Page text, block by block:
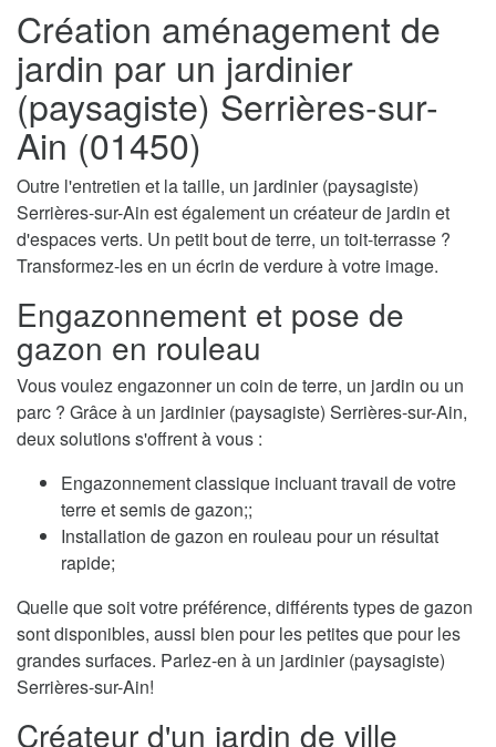
Création aménagement de
jardin par un jardinier
(paysagiste) Serrières-sur-
Ain (01450)
Outre l'entretien et la taille, un jardinier (paysagiste)
Serrières-sur-Ain est également un créateur de jardin et
d'espaces verts. Un petit bout de terre, un toit-terrasse ?
Transformez-les en un écrin de verdure à votre image.
Engazonnement et pose de
gazon en rouleau
Vous voulez engazonner un coin de terre, un jardin ou un
parc ? Grâce à un jardinier (paysagiste) Serrières-sur-Ain,
deux solutions s'offrent à vous :
Engazonnement classique incluant travail de votre
terre et semis de gazon;;
Installation de gazon en rouleau pour un résultat
rapide;
Quelle que soit votre préférence, différents types de gazon
sont disponibles, aussi bien pour les petites que pour les
grandes surfaces. Parlez-en à un jardinier (paysagiste)
Serrières-sur-Ain!
Créateur d'un jardin de ville